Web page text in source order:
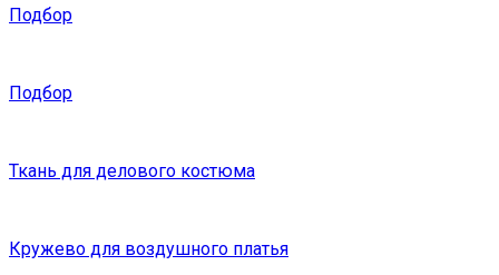
Подбор
Подбор
Ткань для делового костюма
Кружево для воздушного платья